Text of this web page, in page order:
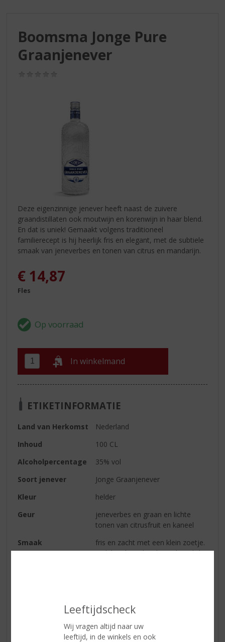
Leeftijdscheck
Wij vragen altijd naar uw
leeftijd, in de winkels en ook
Boomsma Jonge Pure
Graanjenever
Deze eigenzinnige jenever heeft naast de zuivere
graandistillaten ook moutwijn en korenwijn in haar blend.
En dat is uniek! Gemaakt volgens traditioneel
familierecept is hij heerlijk fris en elegant, met de subtiele
smaak van jeneverbes en tonen van citrus en mandarijn.
€ 14,87
Fles
In winkelmand
ETIKETINFORMATIE
Land van Herkomst
Nederland
Inhoud
100 CL
Alcoholpercentage
35% vol
Soort jenever
Jonge Graanjenever
Kleur
helder
Geur
jeneverbes en graan en lichte
tonen van citrusfruit en kaneel
Smaak
fris en zacht met een klein zoetje.
Ook kruidnagel en kaneel zijn licht
gekoeld om de volle sensatie van
beleven. Ook is deze jenever de